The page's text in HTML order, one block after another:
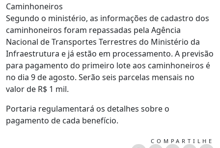
Caminhoneiros
Segundo o ministério, as informações de cadastro dos
caminhoneiros foram repassadas pela Agência
Nacional de Transportes Terrestres do Ministério da
Infraestrutura e já estão em processamento. A previsão
para pagamento do primeiro lote aos caminhoneiros é
no dia 9 de agosto. Serão seis parcelas mensais no
valor de R$ 1 mil.
Portaria regulamentará os detalhes sobre o
pagamento de cada benefício.
COMPARTILHE